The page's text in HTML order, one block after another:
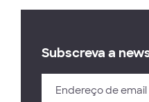
Subscreva a